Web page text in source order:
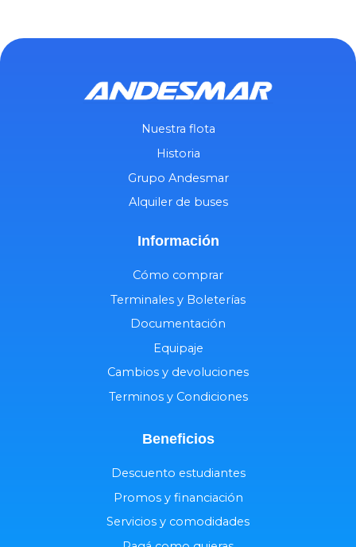
Nuestra flota
Historia
Grupo Andesmar
Alquiler de buses
Información
Cómo comprar
Terminales y Boleterías
Documentación
Equipaje
Cambios y devoluciones
Terminos y Condiciones
Beneficios
Descuento estudiantes
Promos y financiación
Servicios y comodidades